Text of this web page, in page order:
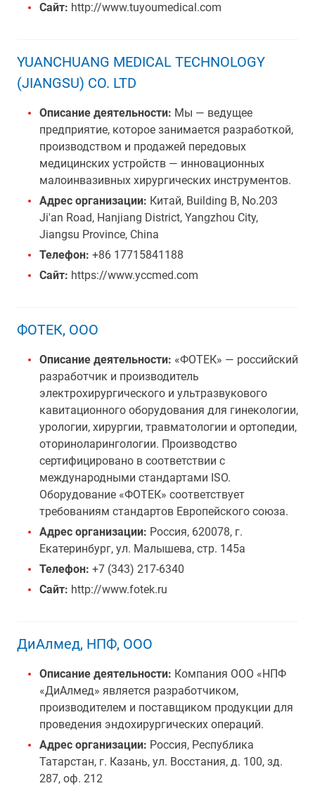
Сайт: http://www.tuyoumedical.com
YUANCHUANG MEDICAL TECHNOLOGY
(JIANGSU) CO. LTD
Описание деятельности: Мы — ведущее
предприятие, которое занимается разработкой,
производством и продажей передовых
медицинских устройств — инновационных
малоинвазивных хирургических инструментов.
Адрес организации: Китай, Building B, No.203
Ji'an Road, Hanjiang District, Yangzhou City,
Jiangsu Province, China
Телефон: +86 17715841188
Сайт: https://www.yccmed.com
ФОТЕК, ООО
Описание деятельности: «ФОТЕК» — российский
разработчик и производитель
электрохирургического и ультразвукового
кавитационного оборудования для гинекологии,
урологии, хирургии, травматологии и ортопедии,
оториноларингологии. Производство
сертифицировано в соответствии с
международными стандартами ISO.
Оборудование «ФОТЕК» соответствует
требованиям стандартов Европейского союза.
Адрес организации: Россия, 620078, г.
Екатеринбург, ул. Малышева, стр. 145а
Телефон: +7 (343) 217-6340
Сайт: http://www.fotek.ru
ДиАлмед, НПФ, ООО
Описание деятельности: Компания ООО «НПФ
«ДиАлмед» является разработчиком,
производителем и поставщиком продукции для
проведения эндохирургических операций.
Адрес организации: Россия, Республика
Татарстан, г. Казань, ул. Восстания, д. 100, зд.
287, оф. 212